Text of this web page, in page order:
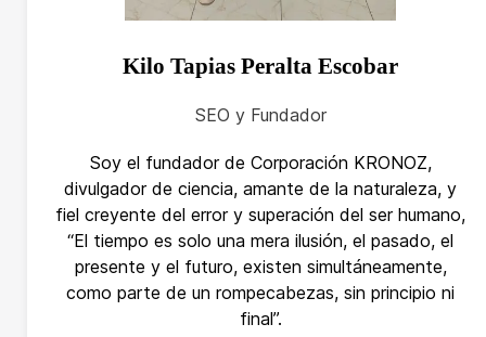
Kilo Tapias Peralta Escobar
SEO y Fundador
Soy el fundador de Corporación KRONOZ,
divulgador de ciencia, amante de la naturaleza, y
fiel creyente del error y superación del ser humano,
“El tiempo es solo una mera ilusión, el pasado, el
presente y el futuro, existen simultáneamente,
como parte de un rompecabezas, sin principio ni
final”.